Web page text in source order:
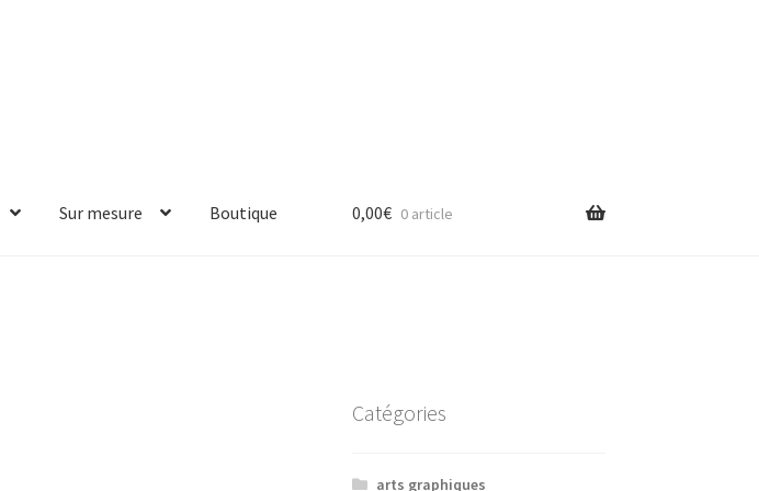
Sur mesure Boutique 0,00€ 0 article
Catégories
arts graphiques